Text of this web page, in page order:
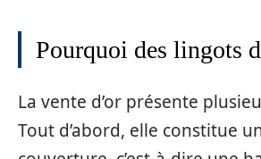
Pourquoi des lingots
La vente d’or présente
Tout d’abord, elle constitue